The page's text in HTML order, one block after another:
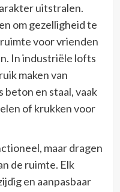
uitstralen.
om gezelligheid te
voor vrienden
In industriële lofts
maken van
en staal, vaak
of krukken voor
maar dragen
de ruimte. Elk
en aanpasbaar